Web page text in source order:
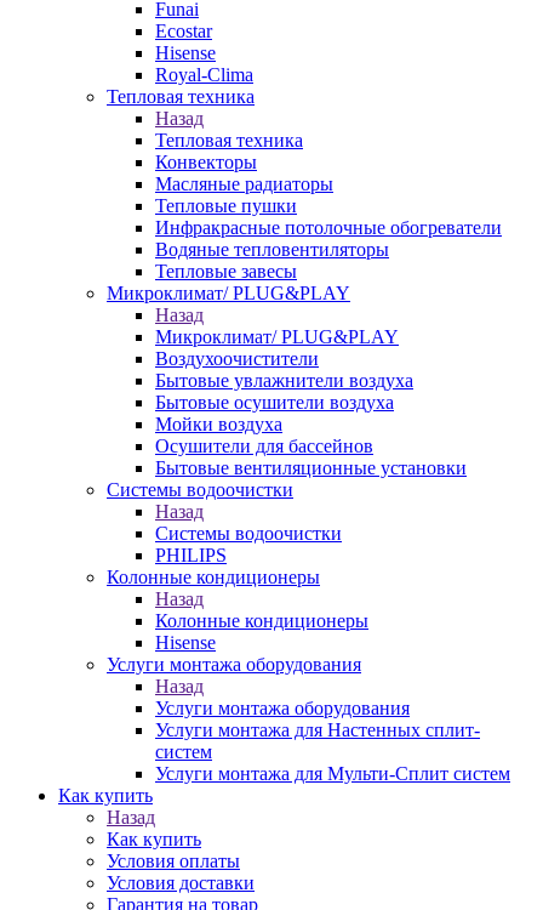
Funai
Ecostar
Hisense
Royal-Clima
Тепловая техника
Назад
Тепловая техника
Конвекторы
Масляные радиаторы
Тепловые пушки
Инфракрасные потолочные обогреватели
Водяные тепловентиляторы
Тепловые завесы
Микроклимат/ PLUG&PLAY
Назад
Микроклимат/ PLUG&PLAY
Воздухоочистители
Бытовые увлажнители воздуха
Бытовые осушители воздуха
Мойки воздуха
Осушители для бассейнов
Бытовые вентиляционные установки
Системы водоочистки
Назад
Системы водоочистки
PHILIPS
Колонные кондиционеры
Назад
Колонные кондиционеры
Hisense
Услуги монтажа оборудования
Назад
Услуги монтажа оборудования
Услуги монтажа для Настенных сплит-
систем
Услуги монтажа для Мульти-Сплит систем
Как купить
Назад
Как купить
Условия оплаты
Условия доставки
Гарантия на товар